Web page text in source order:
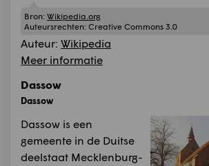
Bron: Wikipedia.org
Auteursrechten: Creative Commons 3.0
Auteur: Wikipedia
Meer informatie
Dassow
Dassow
Dassow is een
gemeente in de Duitse
deelstaat Mecklenburg-